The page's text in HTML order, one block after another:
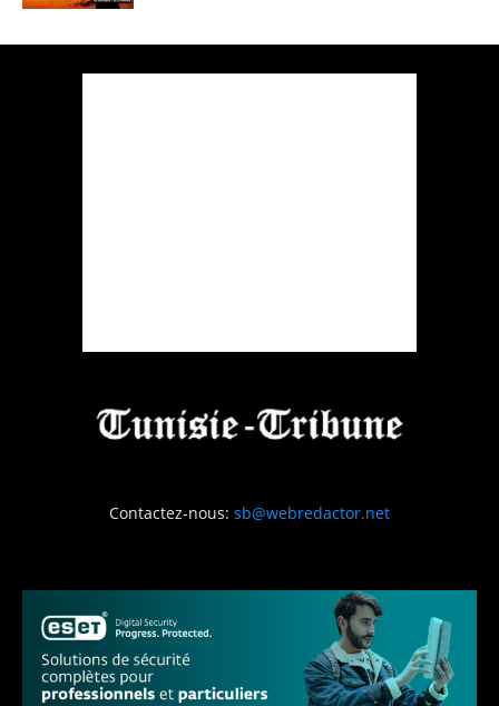
Contactez-nous: sb@webredactor.net